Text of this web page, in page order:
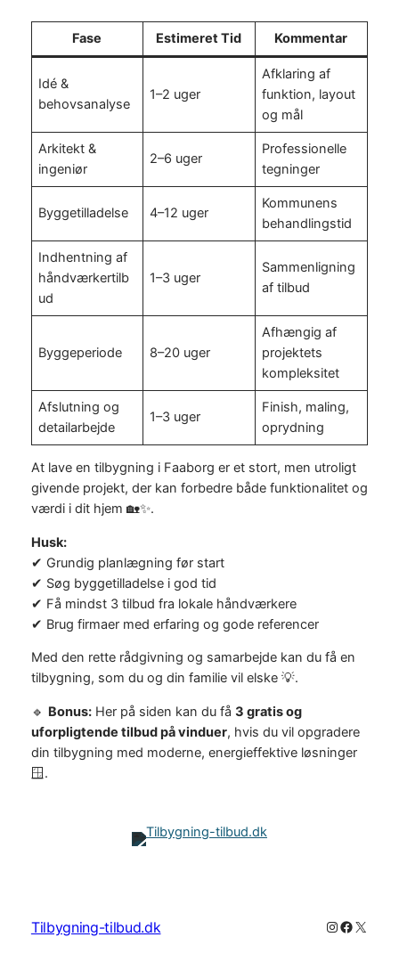
Fase Estimeret Tid Kommentar
Idé &
behovsanalyse
1–2 uger
Afklaring af
funktion, layout
og mål
Arkitekt &
ingeniør
2–6 uger
Professionelle
tegninger
Byggetilladelse 4–12 uger
Kommunens
behandlingstid
Indhentning af
håndværkertilb
ud
1–3 uger
Sammenligning
af tilbud
Byggeperiode 8–20 uger
Afhængig af
projektets
kompleksitet
Afslutning og
detailarbejde
1–3 uger
Finish, maling,
oprydning
At lave en tilbygning i Faaborg er et stort, men utroligt
givende projekt, der kan forbedre både funktionalitet og
værdi i dit hjem 🏡✨.
Husk:
✔ Grundig planlægning før start
✔ Søg byggetilladelse i god tid
✔ Få mindst 3 tilbud fra lokale håndværkere
✔ Brug firmaer med erfaring og gode referencer
Med den rette rådgivning og samarbejde kan du få en
tilbygning, som du og din familie vil elske 💡.
🔹 Bonus:Her på siden kan du få 3 gratis og
uforpligtende tilbud på vinduer, hvis du vil opgradere
din tilbygning med moderne, energieffektive løsninger
🪟.
Tilbygning-tilbud.dk Instagram
X